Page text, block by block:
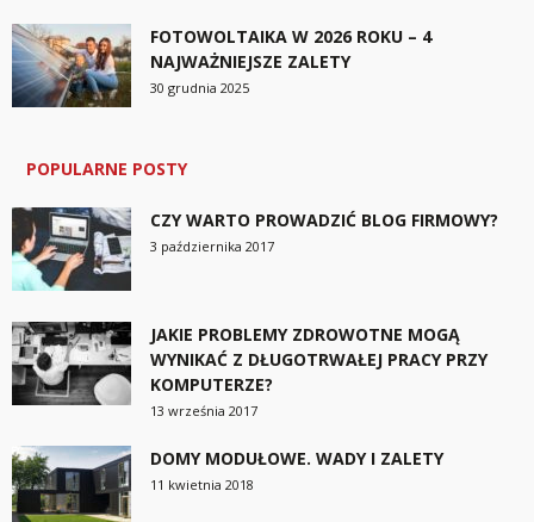
FOTOWOLTAIKA W 2026 ROKU – 4
NAJWAŻNIEJSZE ZALETY
30 grudnia 2025
POPULARNE POSTY
CZY WARTO PROWADZIĆ BLOG FIRMOWY?
3 października 2017
JAKIE PROBLEMY ZDROWOTNE MOGĄ
WYNIKAĆ Z DŁUGOTRWAŁEJ PRACY PRZY
KOMPUTERZE?
13 września 2017
DOMY MODUŁOWE. WADY I ZALETY
11 kwietnia 2018